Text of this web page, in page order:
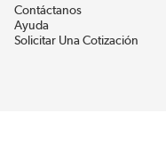
Contáctanos
Ayuda
Solicitar Una Cotización